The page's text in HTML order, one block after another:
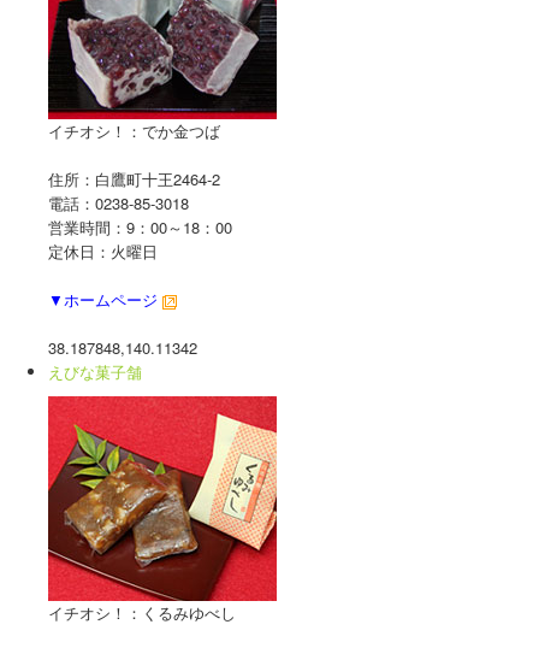
■春・古典桜の里
■初夏・高い山
■夏・紅花生育日記
■ └ 2008年
■ └ 2006-2007
■白鷹鮎まつり
■冬・隠れそば屋の里
プロフィール
お問合せ
イチオシ！：でか金つば
住所：白鷹町十王2464-2
電話：0238-85-3018
営業時間：9：00～18：00
定休日：火曜日
▼ホームページ
38.187848,140.11342
えびな菓子舗
イチオシ！：くるみゆべし